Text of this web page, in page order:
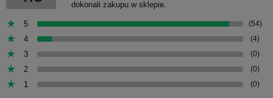
dokonali zakupu w sklepie.
5 (54)
4 (4)
3 (0)
2 (0)
1 (0)